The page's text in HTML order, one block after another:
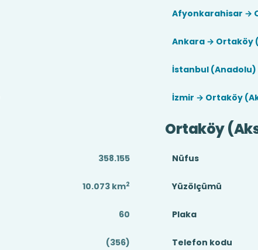
Afyonkarahisar →
Ankara → Ortaköy
İstanbul
İzmir → Ortaköy
358.155
10.073 km2
60
(356)
Ortaköy
Nüfus
Yüzölçümü
Plaka
Telefon kodu